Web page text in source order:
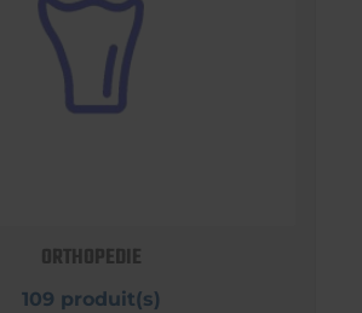
ORTHOPEDIE
109 produit(s)